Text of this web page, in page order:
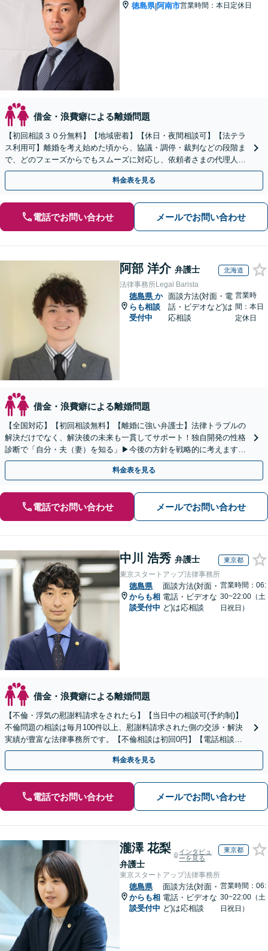
徳島県|阿南市営業時間：本日定休日
借金・浪費癖による離婚問題
【初回相談３０分無料】【地域密着】【休日・夜間相談可】【法テラ
ス利用可】離婚を考え始めた頃から、協議・調停・裁判などの段階ま
で、どのフェーズからでもスムーズに対応し、依頼者さまの代理人と
して適切に交渉します。
料金表を見る
電話でお問い合わせ メールでお問い合わせ
阿部 洋介 弁護士 北海道
法律事務所Legal Barista
徳島県 か
らも相談
受付中
面談方法(対面・電
話・ビデオなど)は
応相談
営業時
間：本日
定休日
借金・浪費癖による離婚問題
【全国対応】【初回相談無料】【離婚に強い弁護士】法律トラブルの
解決だけでなく、解決後の未来も一貫してサポート！独自開発の性格
診断で「自分・夫（妻）を知る」▶︎今後の方針を戦略的に考えます！
【休日夜間／オンライン相談OK】
料金表を見る
電話でお問い合わせ メールでお問い合わせ
中川 浩秀 弁護士 東京都
東京スタートアップ法律事務所
徳島県
からも相
談受付中
面談方法(対面・
電話・ビデオな
ど)は応相談
営業時間：06:
30~22:00（土
日祝日）
借金・浪費癖による離婚問題
【不倫・浮気の慰謝料請求をされたら】【当日中の相談可(予約制)】
不倫問題の相談は毎月100件以上、慰謝料請求された側の交渉・解決
実績が豊富な法律事務所です。【不倫相談は初回0円】【電話相談で
ご契約まで対応可/来所不要】
料金表を見る
電話でお問い合わせ メールでお問い合わせ
瀧澤 花梨
弁護士
インタビュ
ーを見る
東京都
東京スタートアップ法律事務所
徳島県
からも相
談受付中
面談方法(対面・
電話・ビデオな
ど)は応相談
営業時間：06:
30~22:00（土
日祝日）